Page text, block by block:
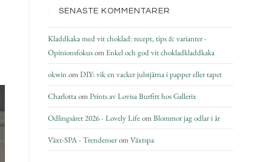
SENASTE KOMMENTARER
Kladdkaka med vit choklad: recept, tips & varianter -
OpinionsfokusomEnkel och god vit chokladkladdkaka
okwinomDIY: vik en vacker julstjärna i papper eller tapet
CharlottaomPrints av Lovisa Burfitt hos Gallerix
Odlingsåret 2026 - Lovely LifeomBlommor jag odlar i år
Växt-SPA - TrendenseromVäxtspa